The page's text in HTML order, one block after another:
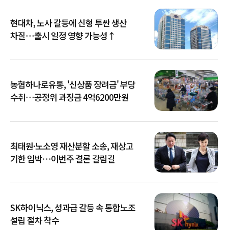
현대차, 노사 갈등에 신형 투싼 생산
차질…출시 일정 영향 가능성↑
농협하나로유통, '신상품 장려금' 부당
수취…공정위 과징금 4억6200만원
최태원·노소영 재산분할 소송, 재상고
기한 임박…이번주 결론 갈림길
SK하이닉스, 성과급 갈등 속 통합노조
설립 절차 착수